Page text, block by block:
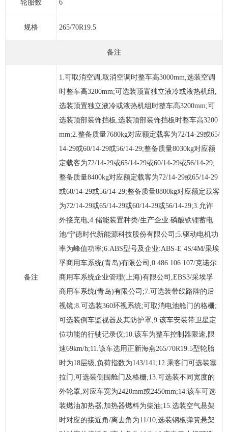
轮胎数 6
规格 265/70R19.5
备注
备注
1.可取消空调,取消空调时整车高3000mm,选装空调
时整车高3200mm;可选装顶置独立液冷或液热机组,
选装顶置独立液冷或液热机组时整车高3200mm;可
选装顶部装饰挡板,选装顶部装饰挡板时整车高3200
mm;2.整备质量7680kg对应额定载客为72/14-29或65/
14-29或60/14-29或56/14-29;整备质量8030kg对应额
定载客为72/14-29或65/14-29或60/14-29或56/14-29;
整备质量8400kg对应额定载客为72/14-29或65/14-29
或60/14-29或56/14-29;整备质量8800kg对应额定载客
为72/14-29或65/14-29或60/14-29或56/14-29;3.允许
外接充电;4.储能装置种类/生产企业:磷酸铁锂蓄电
池/宁德时代新能源科技股份有限公司;5.驱动电机功
率为峰值功率;6.ABS型号及企业:ABS-E 4S/4M/采埃
孚商用车系统(青岛)有限公司,0 486 106 107/克诺尔
商用车系统企业管理(上海)有限公司,EBS3/采埃孚
商用车系统(青岛)有限公司;7.可选装带线路牌的后
视镜;8.可选装360环视系统;可取消电池舱门的格栅;
可选装倒车监视器及其防护罩;9.该车安装带卫星定
位功能的行驶记录仪;10.该车为整车控制器限速,限
速69km/h;11.该车选用正新海燕265/70R19.5型轮胎
时为18层级,负荷指数为143/141;12.乘客门可选装塞
拉门,可选装侧围舱门及格栅;13.可选装不同宽度的
外轮罩,对应车宽为2420mm或2450mm;14.该车可选
装燃油加热器,加热器燃料为柴油;15.选装空气悬架
时对应的接近角/离去角为11/10,选装钢板弹簧悬架